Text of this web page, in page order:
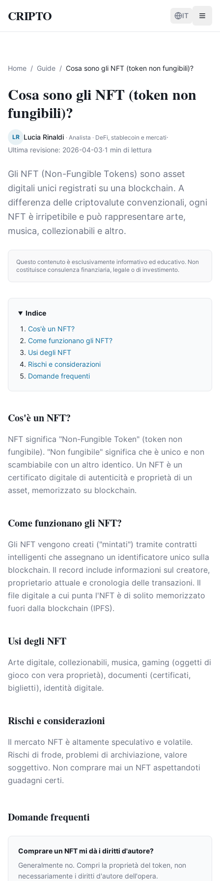
CRIPTO IT
Home / Guide / Cosa sono gli NFT (token non fungibili)?
Cosa sono gli NFT (token non
fungibili)?
LR Lucia Rinaldi · Analista · DeFi, stablecoin e mercati·
Ultima revisione: 2026-04-03·1 min di lettura
Gli NFT (Non-Fungible Tokens) sono asset
digitali unici registrati su una blockchain. A
differenza delle criptovalute convenzionali, ogni
NFT è irripetibile e può rappresentare arte,
musica, collezionabili e altro.
Questo contenuto è esclusivamente informativo ed educativo. Non
costituisce consulenza finanziaria, legale o di investimento.
Indice
Cos'è un NFT?
Come funzionano gli NFT?
Usi degli NFT
Rischi e considerazioni
Domande frequenti
Cos'è un NFT?
NFT significa "Non-Fungible Token" (token non
fungibile). "Non fungibile" significa che è unico e non
scambiabile con un altro identico. Un NFT è un
certificato digitale di autenticità e proprietà di un
asset, memorizzato su blockchain.
Come funzionano gli NFT?
Gli NFT vengono creati ("mintati") tramite contratti
intelligenti che assegnano un identificatore unico sulla
blockchain. Il record include informazioni sul creatore,
proprietario attuale e cronologia delle transazioni. Il
file digitale a cui punta l'NFT è di solito memorizzato
fuori dalla blockchain (IPFS).
Usi degli NFT
Arte digitale, collezionabili, musica, gaming (oggetti di
gioco con vera proprietà), documenti (certificati,
biglietti), identità digitale.
Rischi e considerazioni
Il mercato NFT è altamente speculativo e volatile.
Rischi di frode, problemi di archiviazione, valore
soggettivo. Non comprare mai un NFT aspettandoti
guadagni certi.
Domande frequenti
Comprare un NFT mi dà i diritti d'autore?
Generalmente no. Compri la proprietà del token, non
necessariamente i diritti d'autore dell'opera.